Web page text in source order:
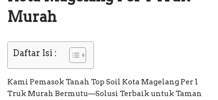
Murah
Daftar Isi :
Kami Pemasok Tanah Top Soil Kota Magelang Per 1
Truk Murah Bermutu—Solusi Terbaik untuk Taman